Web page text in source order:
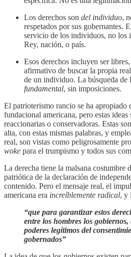
Los derechos son del individuo,
respetados por sus gobernantes.
servicio de los individuos, no los
Rey, nación, o país.
Esos derechos incluyen ser
afirmativo de buscar la propia
de un individuo. La búsqueda de
fundamental, sin imposiciones.
El patrioterismo rancio se ha apropiado
fundacional americana, pero estas
reaccionarias o conservadoras. Estas
alta, con estas mismas palabras, y
real, son vistas como peligrosamente
woke para el trumpismo y todos sus
La derecha tiene la malsana costumbre
patriótica de la declaración de
contenido. Pero el mensaje real, el
americana era increíblemente radical, y
“que para garantizar estos
entre los hombres los
poderes legítimos del
gobernados”